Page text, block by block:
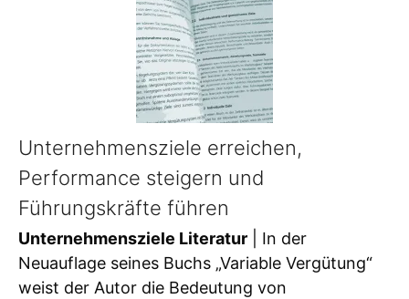
Unternehmensziele erreichen,
Performance steigern und
Führungskräfte führen
Unternehmensziele Literatur | In der
Neuauflage seines Buchs „Variable Vergütung“
weist der Autor die Bedeutung von